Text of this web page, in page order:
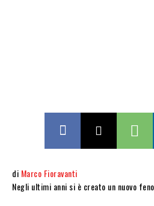
di Marco Fioravanti
Negli ultimi anni si è creato un nuovo